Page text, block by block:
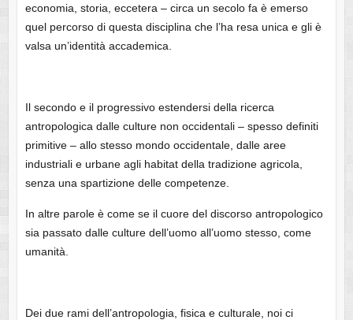
economia, storia, eccetera – circa un secolo fa è emerso
quel percorso di questa disciplina che l’ha resa unica e gli è
valsa un’identità accademica.
Il secondo e il progressivo estendersi della ricerca
antropologica dalle culture non occidentali – spesso definiti
primitive – allo stesso mondo occidentale, dalle aree
industriali e urbane agli habitat della tradizione agricola,
senza una spartizione delle competenze.
In altre parole è come se il cuore del discorso antropologico
sia passato dalle culture dell’uomo all’uomo stesso, come
umanità.
Dei due rami dell’antropologia, fisica e culturale, noi ci